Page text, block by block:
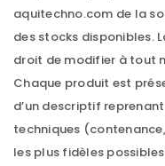
aquitechno.com de la
des stocks disponibles.
droit de modifier à tout
Chaque produit est
d’un descriptif
techniques
les plus fidèles